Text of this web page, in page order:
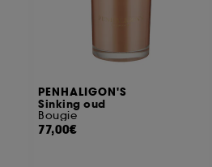
PENHALIGON'S
Sinking oud
Bougie
77,00€